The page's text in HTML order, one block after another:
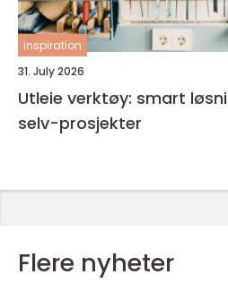
inspiration
31. July 2026
Utleie verktøy: smart
selv-prosjekter
Flere nyheter